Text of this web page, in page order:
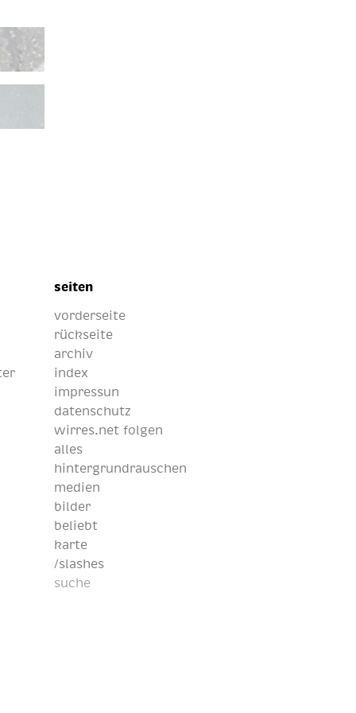
seiten
vorderseite
rückseite
archiv
index
impressun
datenschutz
wirres.net folgen
alles
hintergrundrauschen
medien
bilder
beliebt
karte
/slashes